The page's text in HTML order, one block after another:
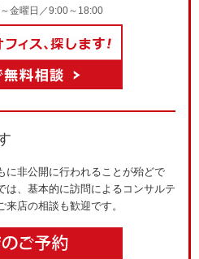
～金曜日／9:00～18:00
に非公開に行われることが殆どで
は、基本的に訪問によるコンサルテ
店の相談も歓迎です。